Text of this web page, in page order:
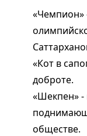
«Чемпион»
«Кот в
доброте.
«Шекпен» -
обществе.